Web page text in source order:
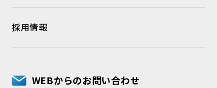
採用情報
WEBからのお問い合わせ